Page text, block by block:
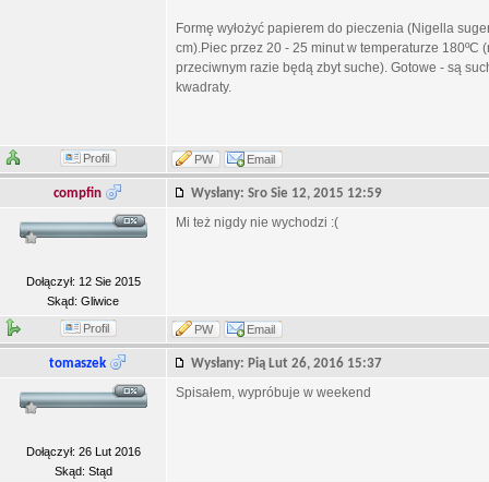
Formę wyłożyć papierem do pieczenia (Nigella
cm).Piec przez 20 - 25 minut w temperaturze
przeciwnym razie będą zbyt suche). Gotowe - są
kwadraty.
Profil PW Email
compfin Wysłany: Sro Sie 12, 2015 12:59
Dołączył: 12 Sie 2015
Skąd: Gliwice
Mi też nigdy nie wychodzi :(
Profil PW Email
tomaszek Wysłany: Pią Lut 26, 2016 15:37
Dołączył: 26 Lut 2016
Skąd: Stąd
Spisałem, wypróbuje w weekend